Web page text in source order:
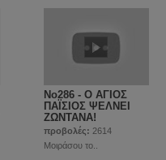
No286 - Ο ΑΓΙΟΣ
ΠΑΪΣΙΟΣ ΨΕΛΝΕΙ
ΖΩΝΤΑΝΑ!
προβολές: 2614
Μοιράσου το..